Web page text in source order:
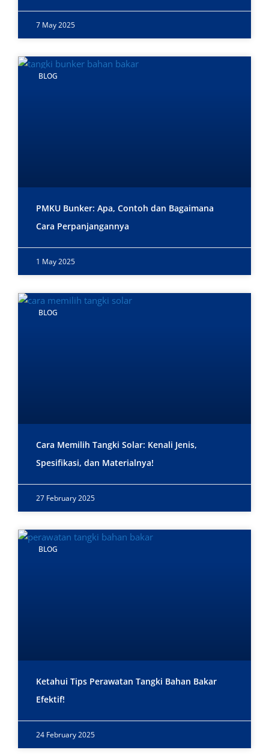
7 May 2025
BLOG
PMKU Bunker: Apa, Contoh dan Bagaimana
Cara Perpanjangannya
1 May 2025
BLOG
Cara Memilih Tangki Solar: Kenali Jenis,
Spesifikasi, dan Materialnya!
27 February 2025
BLOG
Ketahui Tips Perawatan Tangki Bahan Bakar
Efektif!
24 February 2025